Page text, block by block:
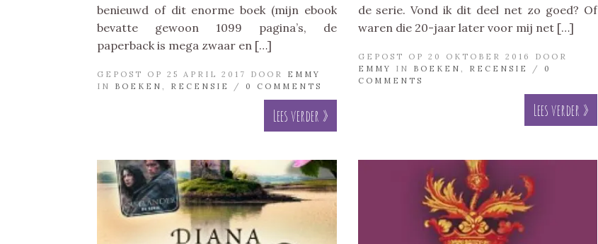
benieuwd of dit enorme boek (mijn ebook
bevatte gewoon 1099 pagina’s, de
paperback is mega zwaar en […]
GEPOST OP 25 APRIL 2017 DOOR EMMY
IN BOEKEN , RECENSIE / 0 COMMENTS
Lees verder »
de serie. Vond ik dit deel net zo goed? Of
waren die 20-jaar later voor mij net […]
GEPOST OP 20 OKTOBER 2016 DOOR
EMMY
IN BOEKEN , RECENSIE /
0
COMMENTS
Lees verder »